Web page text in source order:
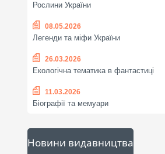
Рослини України
08.05.2026
Легенди та міфи України
26.03.2026
Екологічна тематика в фантастиці
11.03.2026
Біографії та мемуари
Новини видавництва